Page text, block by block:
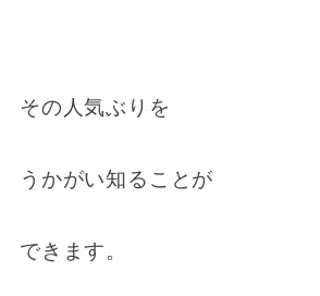
その人気ぶりを
うかがい知ることが
できます。